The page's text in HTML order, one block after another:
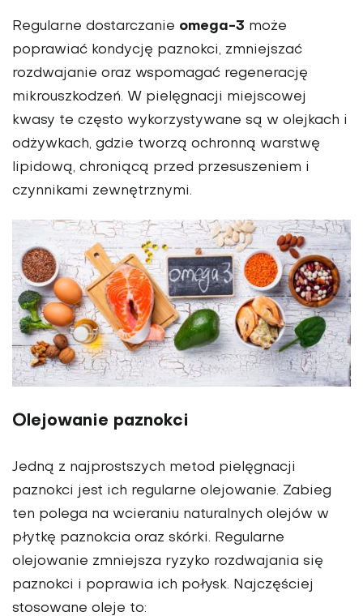
Regularne dostarczanie omega-3 może
poprawiać kondycję paznokci, zmniejszać
rozdwajanie oraz wspomagać regenerację
mikrouszkodzeń. W pielęgnacji miejscowej
kwasy te często wykorzystywane są w olejkach i
odżywkach, gdzie tworzą ochronną warstwę
lipidową, chroniącą przed przesuszeniem i
czynnikami zewnętrznymi.
Olejowanie paznokci
Jedną z najprostszych metod pielęgnacji
paznokci jest ich regularne olejowanie. Zabieg
ten polega na wcieraniu naturalnych olejów w
płytkę paznokcia oraz skórki. Regularne
olejowanie zmniejsza ryzyko rozdwajania się
paznokci i poprawia ich połysk. Najczęściej
stosowane oleje to: